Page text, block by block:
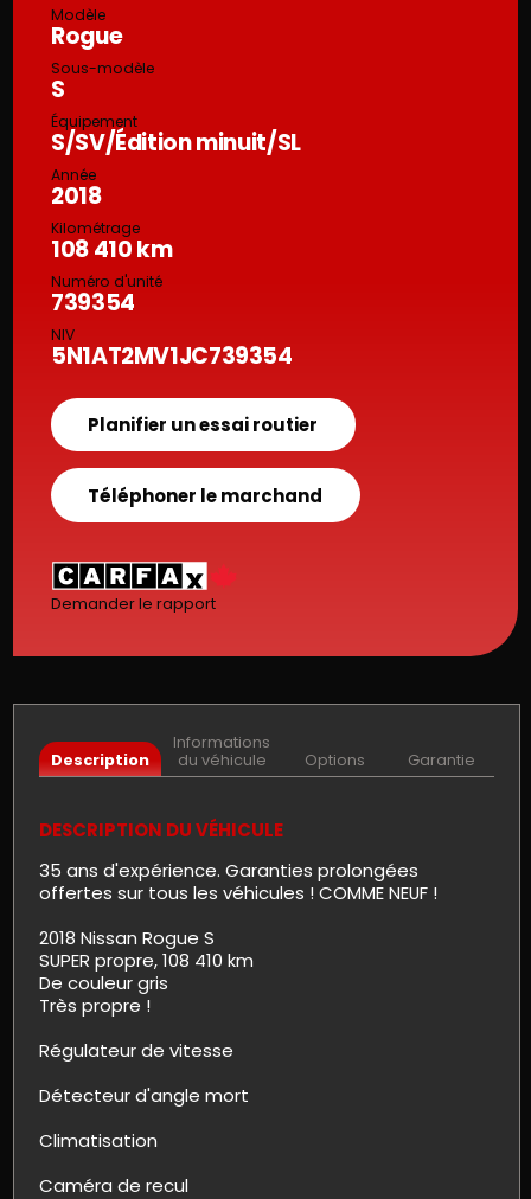
Modèle
Rogue
Sous-modèle
S
Équipement
S/SV/Édition minuit/SL
Année
2018
Kilométrage
108 410 km
Numéro d'unité
739354
NIV
5N1AT2MV1JC739354
Planifier un essai routier
Téléphoner le marchand
Demander le rapport
Description
Informations
du véhicule
Options Garantie
DESCRIPTION DU VÉHICULE
35 ans d'expérience. Garanties prolongées
offertes sur tous les véhicules ! COMME NEUF !
2018 Nissan Rogue S
SUPER propre, 108 410 km
De couleur gris
Très propre !
Régulateur de vitesse
Détecteur d'angle mort
Climatisation
Caméra de recul